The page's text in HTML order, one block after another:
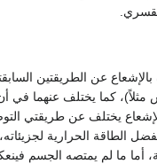
بالإشعاع عن الطريقتين
كما يختلف عنهما في
الطاقة الحرارية
أما ما لم يمتصه الجسم